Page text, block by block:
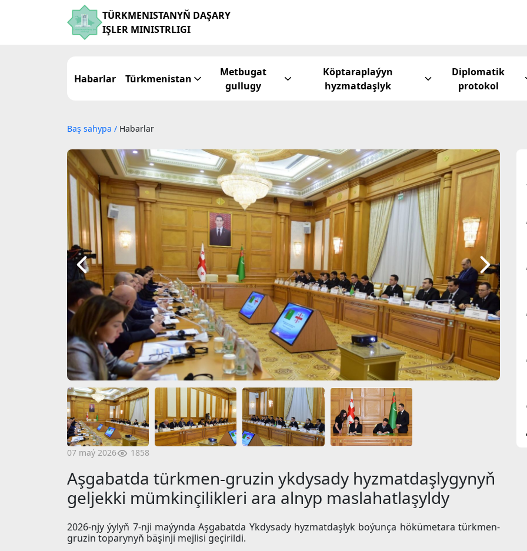
TÜRKMENISTANYŇ DAŞARY
IŞLER MINISTRLIGI
Habarlar Türkmenistan
Metbugat
gullugy
Köptaraplaýyn
hyzmatdaşlyk
Diplomatik
protokol
Baş sahypa / Habarlar
07 maý 2026 1858
Aşgabatda türkmen-gruzin ykdysady hyzmatdaşlygynyň
geljekki mümkinçilikleri ara alnyp maslahatlaşyldy
2026-njy ýylyň 7-nji maýynda Aşgabatda Ykdysady hyzmatdaşlyk boýunça hökümetara türkmen-
gruzin toparynyň bäşinji mejlisi geçirildi.